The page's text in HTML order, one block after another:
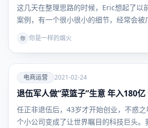
这几天在整理思路的时候，Eric想起了以
案例，有一个很小很小的细节，经常会
你 你是一样的烟火
爱
电商运
营
电商运营 2021-02-24
退伍军人做“菜篮子”生意 年入180
任正非退伍后，43岁才开始创业，不惑
个小公司变成了让世界瞩目的科技巨头。